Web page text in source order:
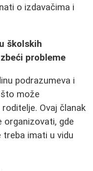
o izdavačima i
školskih
probleme
podrazumeva i
može
Ovaj članak
organizovati, gde
imati u vidu